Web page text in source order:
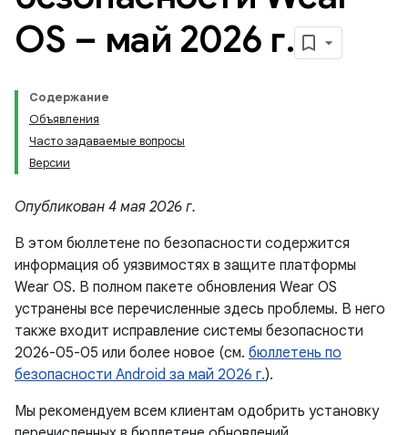
OS – май 2026 г.
Содержание
Объявления
Часто задаваемые вопросы
Версии
Опубликован 4 мая 2026 г.
В этом бюллетене по безопасности содержится
информация об уязвимостях в защите платформы
Wear OS. В полном пакете обновления Wear OS
устранены все перечисленные здесь проблемы. В него
также входит исправление системы безопасности
2026-05-05 или более новое (см. бюллетень по
безопасности Android за май 2026 г.).
Мы рекомендуем всем клиентам одобрить установку